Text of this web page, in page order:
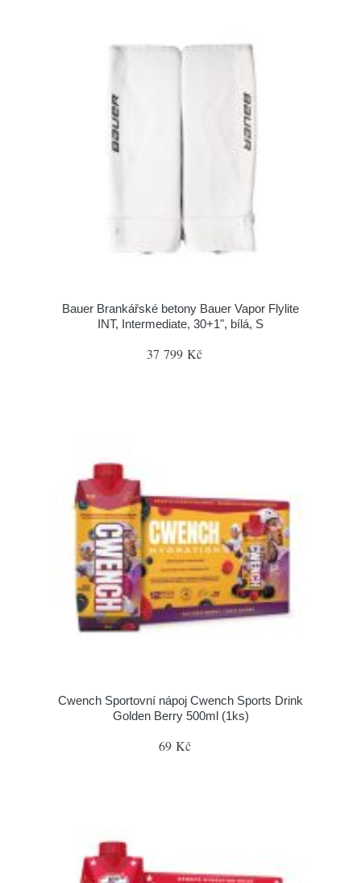
Bauer Brankářské betony Bauer Vapor Flylite
INT, Intermediate, 30+1", bílá, S
37 799 Kč
Cwench Sportovní nápoj Cwench Sports Drink
Golden Berry 500ml (1ks)
69 Kč